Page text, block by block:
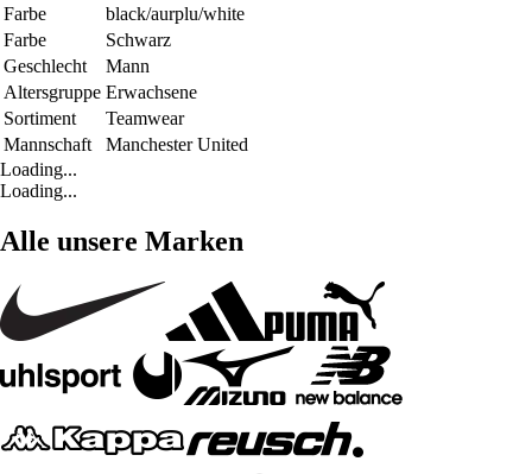
Farbe
black/aurplu/white
Farbe
Schwarz
Geschlecht
Mann
Altersgruppe Erwachsene
Sortiment
Teamwear
Mannschaft
Manchester United
Loading...
Loading...
Alle unsere Marken